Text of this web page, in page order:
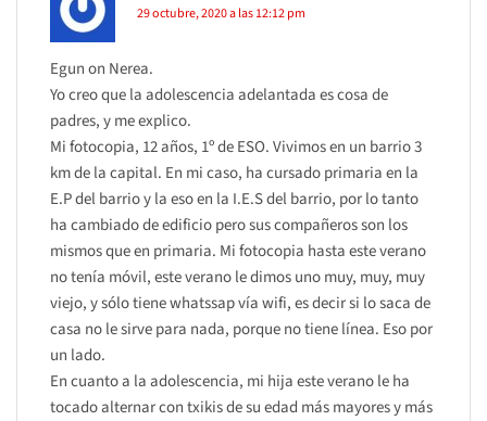
29 octubre, 2020 a las 12:12 pm
Egun on Nerea.
Yo creo que la adolescencia adelantada es cosa de
padres, y me explico.
Mi fotocopia, 12 años, 1º de ESO. Vivimos en un barrio 3
km de la capital. En mi caso, ha cursado primaria en la
E.P del barrio y la eso en la I.E.S del barrio, por lo tanto
ha cambiado de edificio pero sus compañeros son los
mismos que en primaria. Mi fotocopia hasta este verano
no tenía móvil, este verano le dimos uno muy, muy, muy
viejo, y sólo tiene whatssap vía wifi, es decir si lo saca de
casa no le sirve para nada, porque no tiene línea. Eso por
un lado.
En cuanto a la adolescencia, mi hija este verano le ha
tocado alternar con txikis de su edad más mayores y más